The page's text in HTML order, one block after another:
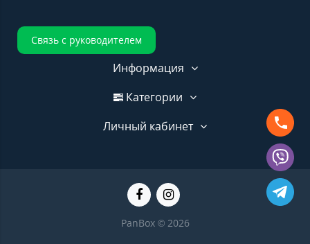
Связь с руководителем
Информация
Категории
Личный кабинет
PanBox © 2026